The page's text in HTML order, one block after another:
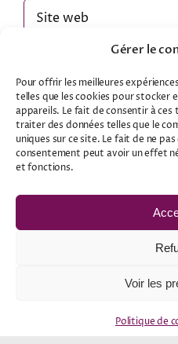
Gérer le
Pour offrir les meilleures
telles que les cookies pour stocker
appareils. Le fait de consentir à
traiter des données telles que le
uniques sur ce site. Le fait de ne
consentement peut avoir un effet
et fonctions.
Voir les
Politique de
Enregistrer mon
site web dans le
commentaire.